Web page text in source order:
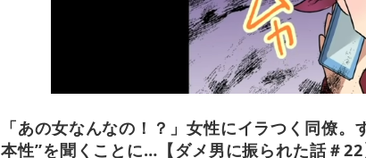
「あの女なんなの！？」女性にイラつく同僚
本性”を聞くことに…【ダメ男に振られた話＃22